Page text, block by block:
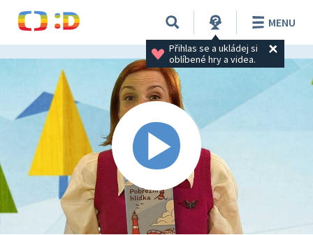
Přihlas se a ukládej si
oblíbené hry a videa.
MENU